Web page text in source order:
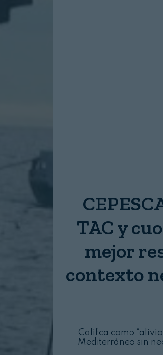
TAC y
mejor
contexto
Califica como
Mediterráneo sin